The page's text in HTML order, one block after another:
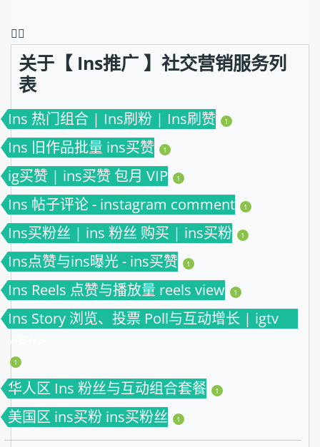
❤️‍🔥
关于【 Ins推广 】社交营销服务列
表
Ins 热门组合 | Ins刷粉 | Ins刷赞 1
Ins 旧作品批量 ins买赞 1
ig买赞 | ins买赞 包月 VIP 1
Ins 帖子评论 - instagram comment 1
Ins买粉丝 | ins 粉丝 购买 | ins买粉 1
Ins点赞与ins曝光 - ins买赞 1
Ins Reels 点赞与播放量 reels view 1
Ins Story 浏览、投票 Poll与互动增长 | igtv
views
1
华人区 Ins 粉丝与互动组合套餐 1
美国区 ins买粉 ins买粉丝 1